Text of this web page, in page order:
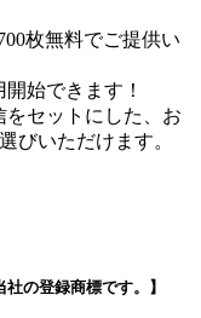
枚無料でご提供い
始できます！
セットにした、お
びいただけます。
の登録商標です。】